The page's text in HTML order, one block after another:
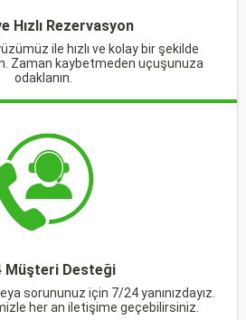
Hızlı Rezervasyon
ile hızlı ve kolay bir şekilde
Zaman kaybetmeden uçuşunuza
odaklanın.
Müşteri Desteği
sorununuz için 7/24 yanınızdayız.
her an iletişime geçebilirsiniz.